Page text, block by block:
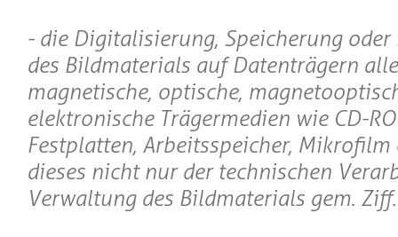
- die Digitalisierung, Speicherung
des Bildmaterials auf Datenträgern
magnetische, optische,
elektronische Trägermedien wie CD-
Festplatten, Arbeitsspeicher, Mikrofilm
dieses nicht nur der technischen
Verwaltung des Bildmaterials gem.